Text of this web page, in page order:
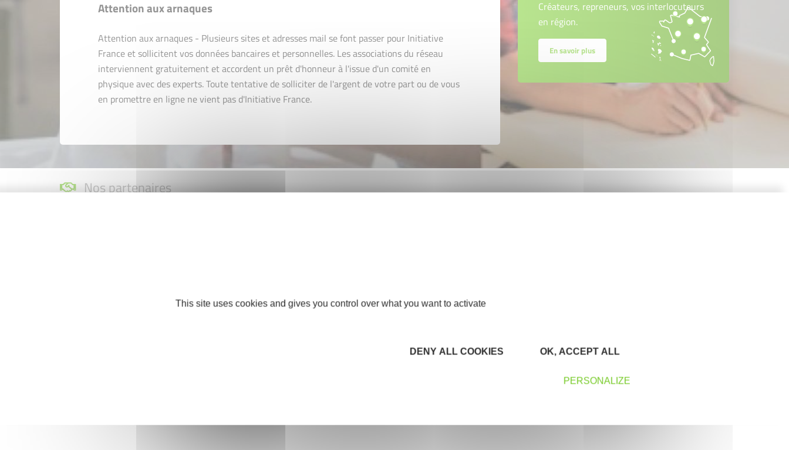
Attention aux arnaques
Attention aux arnaques - Plusieurs sites et adresses mail se font passer pour Initiative
France et sollicitent vos données bancaires et personnelles. Les associations du réseau
interviennent gratuitement et accordent un prêt d'honneur à l'issue d'un comité en
physique avec des experts. Toute tentative de solliciter de l'argent de votre part ou de vous
en promettre en ligne ne vient pas d'Initiative France.
Créateurs, repreneurs, vos interlocuteurs
en région.
En savoir plus
Nos partenaires
This site uses cookies and gives you control over what you want to activate
OK, ACCEPT ALL
DENY ALL COOKIES
PERSONALIZE